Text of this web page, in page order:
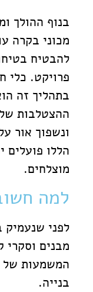
בנוף ההולך
מכוני בקרה
להבטיח
פרויקט. כלי
בתהליך זה
ההצטלבות
ונשפוך אור
הללו פועלים
מוצלחים.
למה
לפני
מבנים וסקרי
המשמעות של
בנייה.